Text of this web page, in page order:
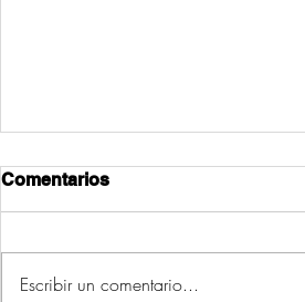
Comentarios
Escribir un comentario...